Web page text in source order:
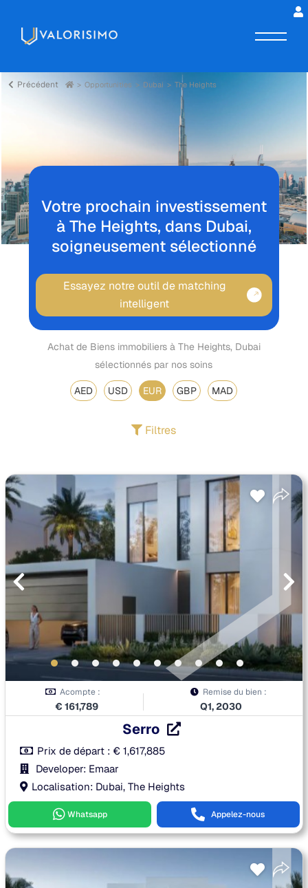
Précédent Opportunities Dubai The Heights
Votre prochain investissement
à The Heights, dans Dubai,
soigneusement sélectionné
Essayez notre outil de matching
intelligent
Achat de Biens immobiliers à The Heights, Dubai
sélectionnés par nos soins
AED USD EUR GBP MAD
Filtres
Acompte :
€ 161,789
Remise du bien :
Q1, 2030
Serro
Prix de départ :€ 1,617,885
Developer: Emaar
Localisation: Dubai, The Heights
Whatsapp Appelez-nous